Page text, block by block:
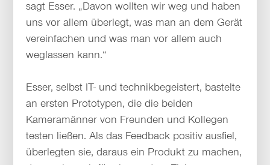
sagt Esser. „Davon wollten wir weg und haben
uns vor allem überlegt, was man an dem Gerät
vereinfachen und was man vor allem auch
weglassen kann.“
Esser, selbst IT- und technikbegeistert, bastelte
an ersten Prototypen, die die beiden
Kameramänner von Freunden und Kollegen
testen ließen. Als das Feedback positiv ausfiel,
überlegten sie, daraus ein Produkt zu machen,